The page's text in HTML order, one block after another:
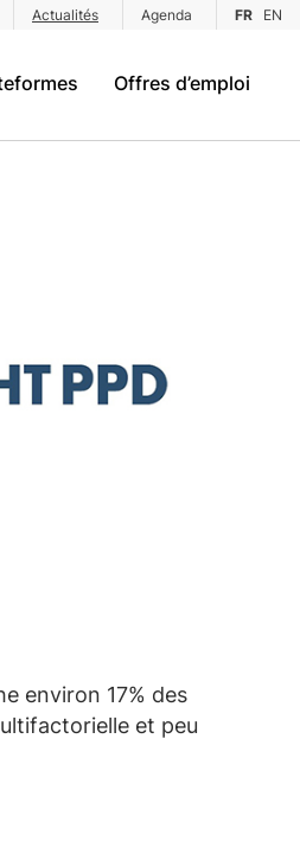
Actualités Agenda FR EN
Offres d’emploi
environ 17% des
et peu